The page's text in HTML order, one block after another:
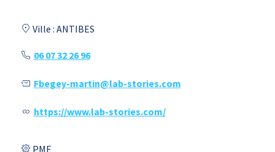
Ville : ANTIBES
06 07 32 26 96
Fbegey-martin@lab-stories.com
https://www.lab-stories.com/
PME